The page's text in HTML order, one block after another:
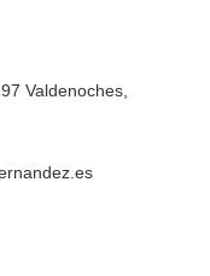
Valdenoches,